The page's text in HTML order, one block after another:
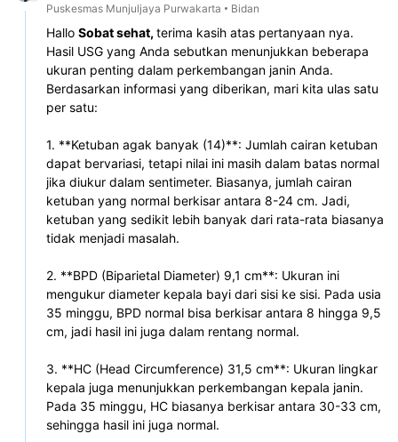
Puskesmas Munjuljaya Purwakarta
Bidan
Hallo Sobat sehat, terima kasih atas pertanyaan nya.
Hasil USG yang Anda sebutkan menunjukkan beberapa
ukuran penting dalam perkembangan janin Anda.
Berdasarkan informasi yang diberikan, mari kita ulas satu
per satu:
1. **Ketuban agak banyak (14)**: Jumlah cairan ketuban
dapat bervariasi, tetapi nilai ini masih dalam batas normal
jika diukur dalam sentimeter. Biasanya, jumlah cairan
ketuban yang normal berkisar antara 8-24 cm. Jadi,
ketuban yang sedikit lebih banyak dari rata-rata biasanya
tidak menjadi masalah.
2. **BPD (Biparietal Diameter) 9,1 cm**: Ukuran ini
mengukur diameter kepala bayi dari sisi ke sisi. Pada usia
35 minggu, BPD normal bisa berkisar antara 8 hingga 9,5
cm, jadi hasil ini juga dalam rentang normal.
3. **HC (Head Circumference) 31,5 cm**: Ukuran lingkar
kepala juga menunjukkan perkembangan kepala janin.
Pada 35 minggu, HC biasanya berkisar antara 30-33 cm,
sehingga hasil ini juga normal.